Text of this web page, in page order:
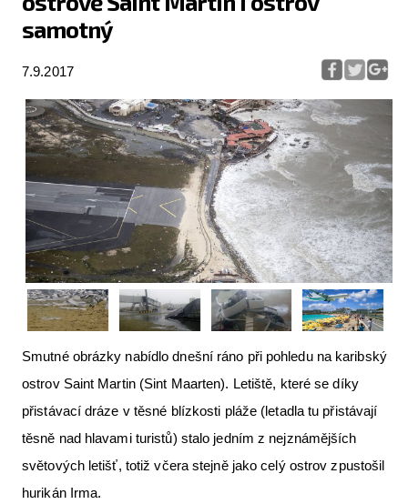
samotný
7.9.2017
Smutné obrázky nabídlo dnešní ráno při pohledu na karibský
ostrov Saint Martin (Sint Maarten). Letiště, které se díky
přistávací dráze v těsné blízkosti pláže (letadla tu přistávají
těsně nad hlavami turistů) stalo jedním z nejznámějších
světových letišť, totiž včera stejně jako celý ostrov zpustošil
hurikán Irma.
Flying Revue
Pro piloty
Série & speciály
Letecká videa
Aktuální FR + archiv
Letecká muzea
VFR Communication app
The SAFE Guide app
Nabídky práce v letectví
E-SHOP